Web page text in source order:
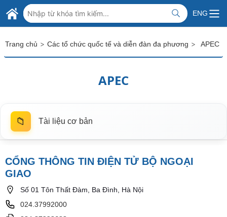
Skip to Main Content
BỘ NGOẠI GIAO VIỆT NAM
MINISTRY OF FOREIGN AFFAIRS
ENG
Trang chủ > Các tổ chức quốc tế và diễn đàn đa phương > APEC
APEC
📁 Tài liệu cơ bản
CỔNG THÔNG TIN ĐIỆN TỬ BỘ NGOẠI
GIAO
Số 01 Tôn Thất Đàm, Ba Đình, Hà Nội
024.37992000